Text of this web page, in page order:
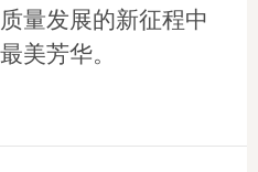
量发展的新征程中
美芳华。